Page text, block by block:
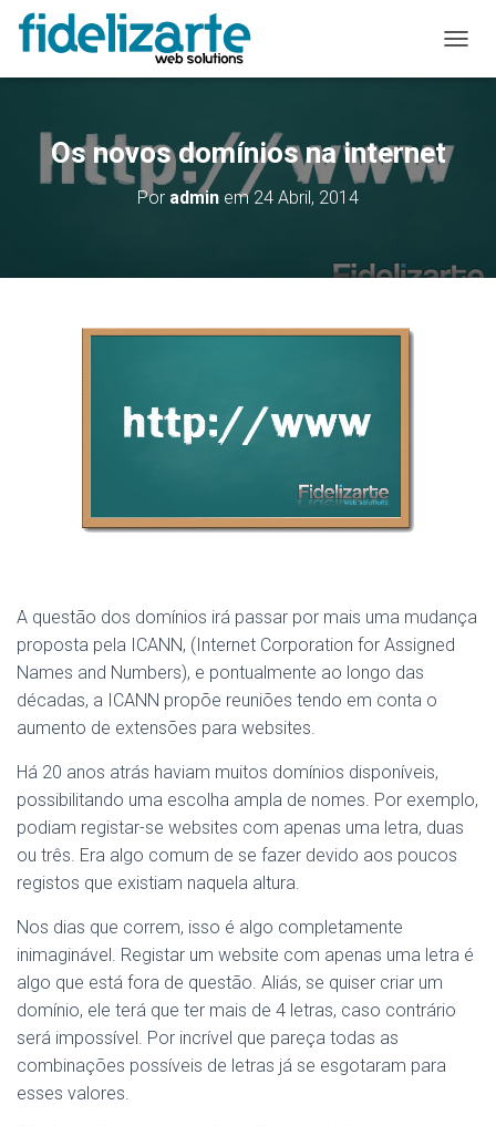
L
A
Os novos domínios na internet
Por admin em24 Abril, 2014
A questão dos domínios irá passar por mais uma mudança
proposta pela ICANN, (Internet Corporation for Assigned
Names and Numbers), e pontualmente ao longo das
décadas, a ICANN propõe reuniões tendo em conta o
aumento de extensões para websites.
Há 20 anos atrás haviam muitos domínios disponíveis,
possibilitando uma escolha ampla de nomes. Por exemplo,
podiam registar-se websites com apenas uma letra, duas
ou três. Era algo comum de se fazer devido aos poucos
registos que existiam naquela altura.
Nos dias que correm, isso é algo completamente
inimaginável. Registar um website com apenas uma letra é
algo que está fora de questão. Aliás, se quiser criar um
domínio, ele terá que ter mais de 4 letras, caso contrário
será impossível. Por incrível que pareça todas as
combinações possíveis de letras já se esgotaram para
esses valores.